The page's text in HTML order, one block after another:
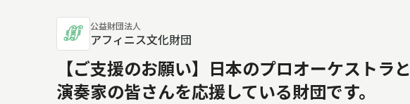
公益財団法人
アフィニス文化財団
【ご支援のお願い】日本のプロオーケストラと
演奏家の皆さんを応援している財団です。